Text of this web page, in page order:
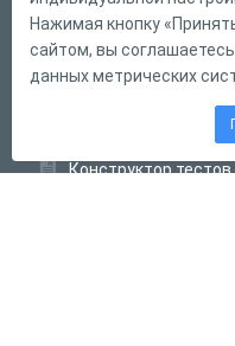
Справка
Форма обратной
Конструктор тестов
Нажимая кнопку
сайтом, вы
данных метрических